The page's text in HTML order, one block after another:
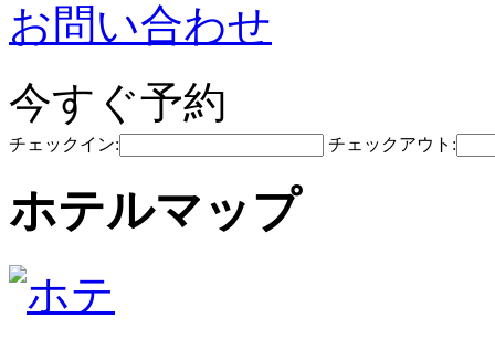
お問い合わせ
今すぐ予約
チェックイン: チェックアウト:
ホテルマップ